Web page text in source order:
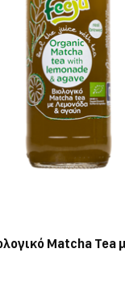
Matcha